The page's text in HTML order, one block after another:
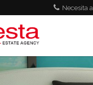
Necesita